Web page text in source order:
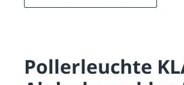
Pollerleuchte